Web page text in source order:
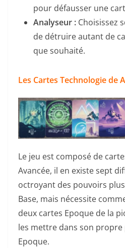
pour défausser une
Analyseur : Choisissez
de détruire autant de
que souhaité.
Les Cartes Technologie de
Le jeu est composé de
Avancée, il en existe sept
octroyant des pouvoirs
Base, mais nécessite
deux cartes Epoque de la
les mettre dans son
Epoque.